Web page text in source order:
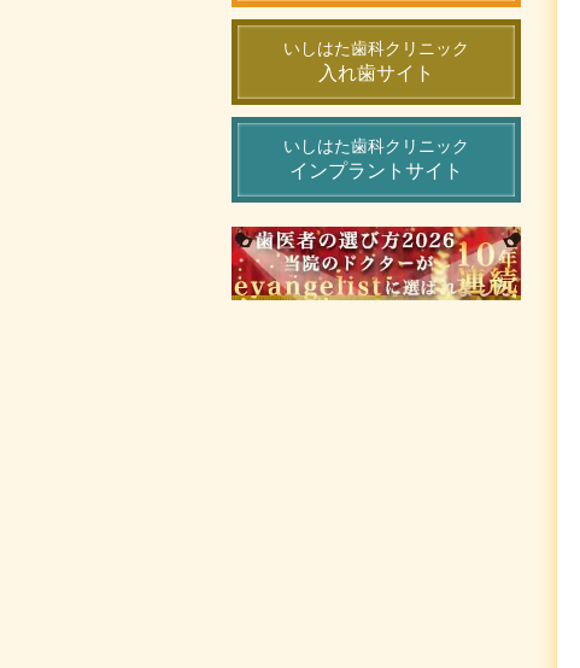
いしはた歯科クリニック
入れ歯サイト
いしはた歯科クリニック
インプラントサイト